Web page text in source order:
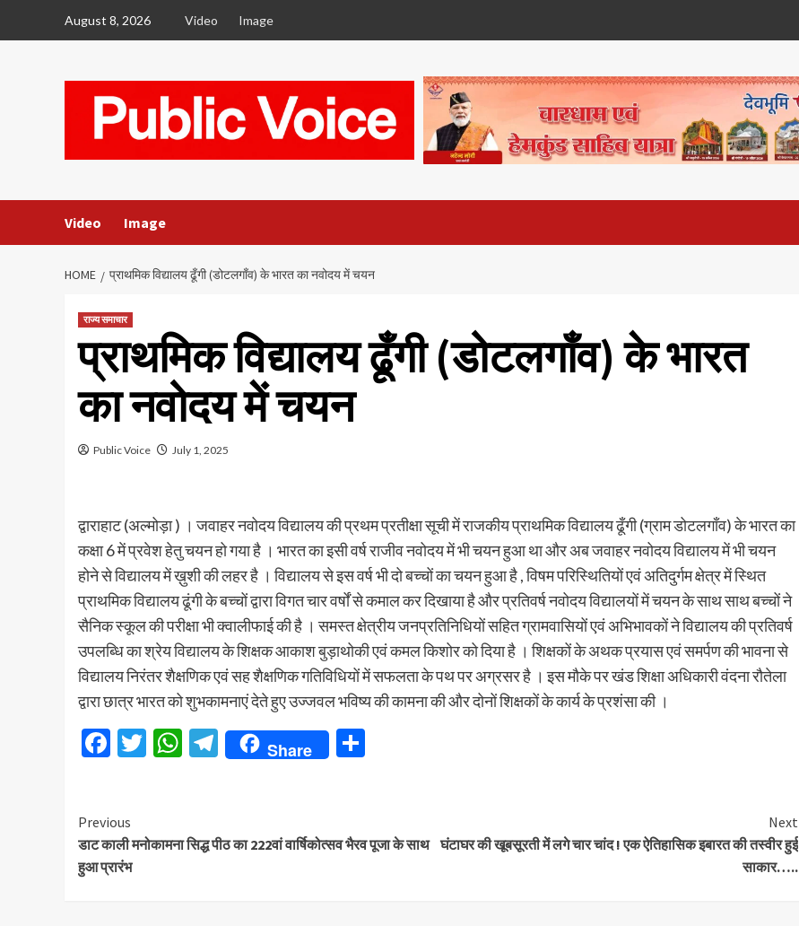
August 8, 2026 Video Image
Video Image
HOME प्राथमिक विद्यालय ढूँगी (डोटलगाँव) के भारत का नवोदय में चयन
राज्य समाचार
प्राथमिक विद्यालय ढूँगी (डोटलगाँव) के भारत
का नवोदय में चयन
Public Voice July 1, 2025
द्वाराहाट (अल्मोड़ा ) । जवाहर नवोदय विद्यालय की प्रथम प्रतीक्षा सूची में राजकीय प्राथमिक विद्यालय ढूँगी (ग्राम डोटलगाँव) के भारत का
कक्षा 6 में प्रवेश हेतु चयन हो गया है । भारत का इसी वर्ष राजीव नवोदय में भी चयन हुआ था और अब जवाहर नवोदय विद्यालय में भी चयन
होने से विद्यालय में ख़ुशी की लहर है । विद्यालय से इस वर्ष भी दो बच्चों का चयन हुआ है , विषम परिस्थितियों एवं अतिदुर्गम क्षेत्र में स्थित
प्राथमिक विद्यालय ढूंगी के बच्चों द्वारा विगत चार वर्षों से कमाल कर दिखाया है और प्रतिवर्ष नवोदय विद्यालयों में चयन के साथ साथ बच्चों ने
सैनिक स्कूल की परीक्षा भी क्वालीफाई की है । समस्त क्षेत्रीय जनप्रतिनिधियों सहित ग्रामवासियों एवं अभिभावकों ने विद्यालय की प्रतिवर्ष
उपलब्धि का श्रेय विद्यालय के शिक्षक आकाश बुड़ाथोकी एवं कमल किशोर को दिया है । शिक्षकों के अथक प्रयास एवं समर्पण की भावना से
विद्यालय निरंतर शैक्षणिक एवं सह शैक्षणिक गतिविधियों में सफलता के पथ पर अग्रसर है । इस मौके पर खंड शिक्षा अधिकारी वंदना रौतेला
द्वारा छात्र भारत को शुभकामनाएं देते हुए उज्जवल भविष्य की कामना की और दोनों शिक्षकों के कार्य के प्रशंसा की ।
Facebook
Twitter
WhatsApp
Telegram
Share
Continue
Reading
Previous
डाट काली मनोकामना सिद्ध पीठ का 222वां वार्षिकोत्सव भैरव पूजा के साथ
हुआ प्रारंभ
Next
घंटाघर की खूबसूरती में लगे चार चांद ! एक ऐतिहासिक इबारत की तस्वीर हुई
साकार…..